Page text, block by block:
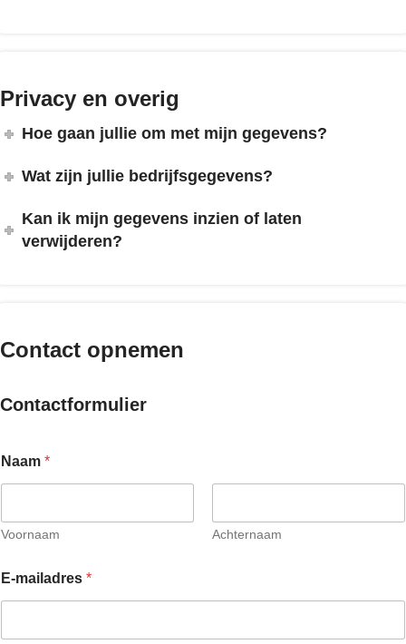
Privacy en overig
Hoe gaan jullie om met mijn gegevens?
Wat zijn jullie bedrijfsgegevens?
Kan ik mijn gegevens inzien of laten
verwijderen?
Contact opnemen
Contactformulier
Naam *
Voornaam Achternaam
E-mailadres *